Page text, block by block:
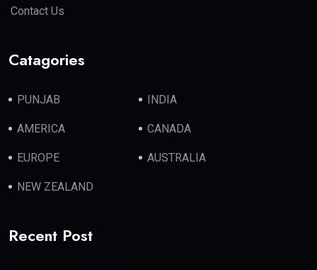
Contact Us
Catagories
PUNJAB INDIA
AMERICA CANADA
EUROPE AUSTRALIA
NEW ZEALAND
Recent Post